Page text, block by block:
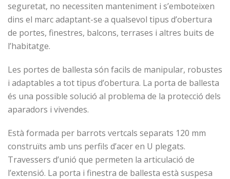
seguretat, no necessiten manteniment i s’emboteixen
dins el marc adaptant-se a qualsevol tipus d’obertura
de portes, finestres, balcons, terrases i altres buits de
l’habitatge.
Les portes de ballesta són facils de manipular, robustes
i adaptables a tot tipus d’obertura. La porta de ballesta
és una possible solució al problema de la protecció dels
aparadors i vivendes.
Està formada per barrots vertcals separats 120 mm
construïts amb uns perfils d’acer en U plegats.
Travessers d’unió que permeten la articulació de
l’extensió. La porta i finestra de ballesta està suspesa